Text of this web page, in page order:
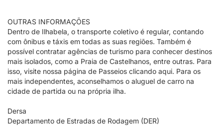
OUTRAS INFORMAÇÕES
Dentro de Ilhabela, o transporte coletivo é regular, contando
com ônibus e táxis em todas as suas regiões. Também é
possível contratar agências de turismo para conhecer destinos
mais isolados, como a Praia de Castelhanos, entre outras. Para
isso, visite nossa página de Passeios clicando aqui. Para os
mais independentes, aconselhamos o aluguel de carro na
cidade de partida ou na própria ilha.
Dersa
Departamento de Estradas de Rodagem (DER)